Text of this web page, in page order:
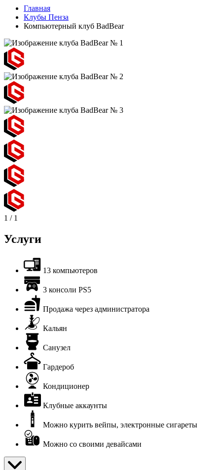
Главная
Клубы Пенза
Компьютерный клуб BadBear
1 / 1
Услуги
13 компьютеров
3 консоли PS5
Продажа через администратора
Кальян
Санузел
Гардероб
Кондиционер
Клубные аккаунты
Можно курить вейпы, электронные сигареты
Можно со своими девайсами